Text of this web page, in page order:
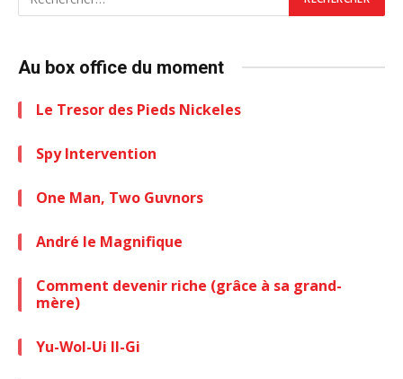
Au box office du moment
Le Tresor des Pieds Nickeles
Spy Intervention
One Man, Two Guvnors
André le Magnifique
Comment devenir riche (grâce à sa grand-
mère)
Yu-Wol-Ui Il-Gi